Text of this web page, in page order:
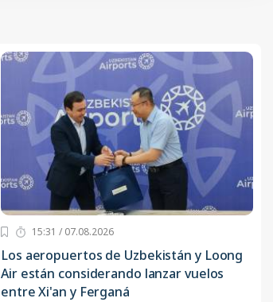
15:31 / 07.08.2026
Los aeropuertos de Uzbekistán y Loong
Air están considerando lanzar vuelos
entre Xi'an y Ferganá